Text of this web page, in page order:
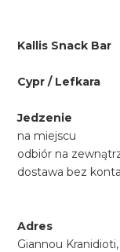
Kallis Snack Bar
Cypr / Lefkara
Jedzenie
na miejscu
odbiór na
dostawa bez
Adres
Giannou